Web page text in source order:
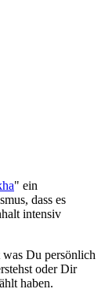
" ein
dass es
intensiv
Du persönlich
oder Dir
haben.